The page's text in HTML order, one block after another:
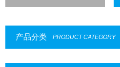
产品分类 PRODUCT CATEGORY